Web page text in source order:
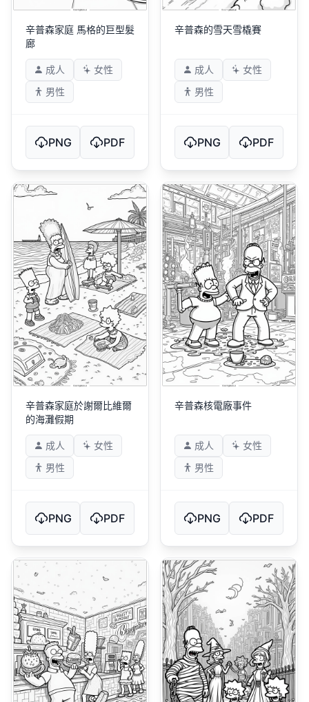
辛普森家庭 馬格的巨型髮
廊
成人
女性
男性
PNG PDF
辛普森的雪天雪橇賽
成人
女性
男性
PNG PDF
辛普森家庭於謝爾比維爾
的海灘假期
成人
女性
男性
PNG PDF
辛普森核電廠事件
成人
女性
男性
PNG PDF